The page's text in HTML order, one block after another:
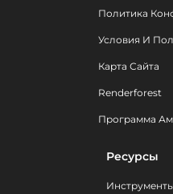
Политика
Условия И
Карта Сайта
Renderforest
Программа
Ресурсы